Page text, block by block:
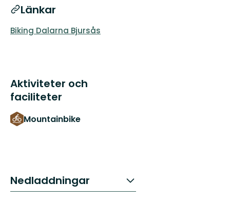
Länkar
Biking Dalarna Bjursås
Aktiviteter och
faciliteter
Mountainbike
Nedladdningar